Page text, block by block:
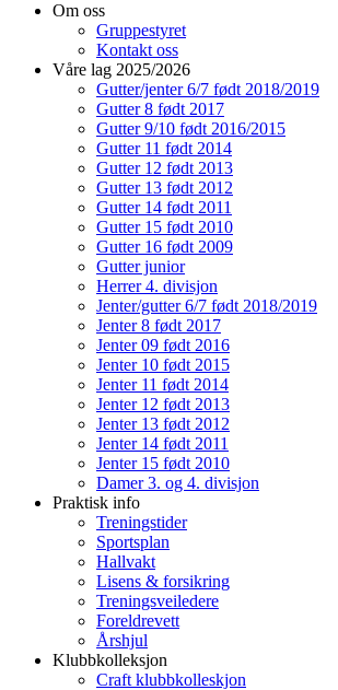
Om oss
Gruppestyret
Kontakt oss
Våre lag 2025/2026
Gutter/jenter 6/7 født 2018/2019
Gutter 8 født 2017
Gutter 9/10 født 2016/2015
Gutter 11 født 2014
Gutter 12 født 2013
Gutter 13 født 2012
Gutter 14 født 2011
Gutter 15 født 2010
Gutter 16 født 2009
Gutter junior
Herrer 4. divisjon
Jenter/gutter 6/7 født 2018/2019
Jenter 8 født 2017
Jenter 09 født 2016
Jenter 10 født 2015
Jenter 11 født 2014
Jenter 12 født 2013
Jenter 13 født 2012
Jenter 14 født 2011
Jenter 15 født 2010
Damer 3. og 4. divisjon
Praktisk info
Treningstider
Sportsplan
Hallvakt
Lisens & forsikring
Treningsveiledere
Foreldrevett
Årshjul
Klubbkolleksjon
Craft klubbkolleskjon